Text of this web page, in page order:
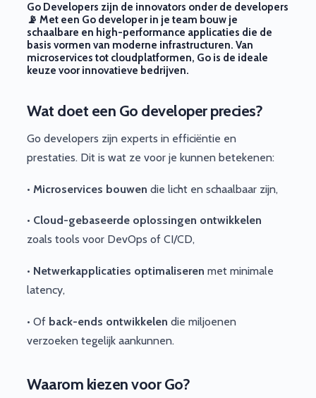
Go Developers zijn de innovators onder de developers
📡 Met een Go developer in je team bouw je
schaalbare en high-performance applicaties die de
basis vormen van moderne infrastructuren. Van
microservices tot cloudplatformen, Go is de ideale
keuze voor innovatieve bedrijven.
Wat doet een Go developer precies?
Go developers zijn experts in efficiëntie en
prestaties. Dit is wat ze voor je kunnen betekenen:
• Microservices bouwen die licht en schaalbaar zijn,
• Cloud-gebaseerde oplossingen ontwikkelen
zoals tools voor DevOps of CI/CD,
• Netwerkapplicaties optimaliseren met minimale
latency,
• Of back-ends ontwikkelen die miljoenen
verzoeken tegelijk aankunnen.
Waarom kiezen voor Go?